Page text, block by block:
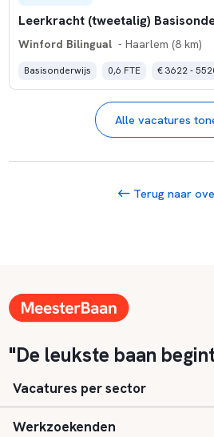
Winford Bilingual - Haarlem (8 km)
Basisonderwijs 0,6 FTE € 3622 -
Alle vacatures
Terug naar
"De leukste baan
Vacatures per sector
Basisonderwijs
Werkzoekenden